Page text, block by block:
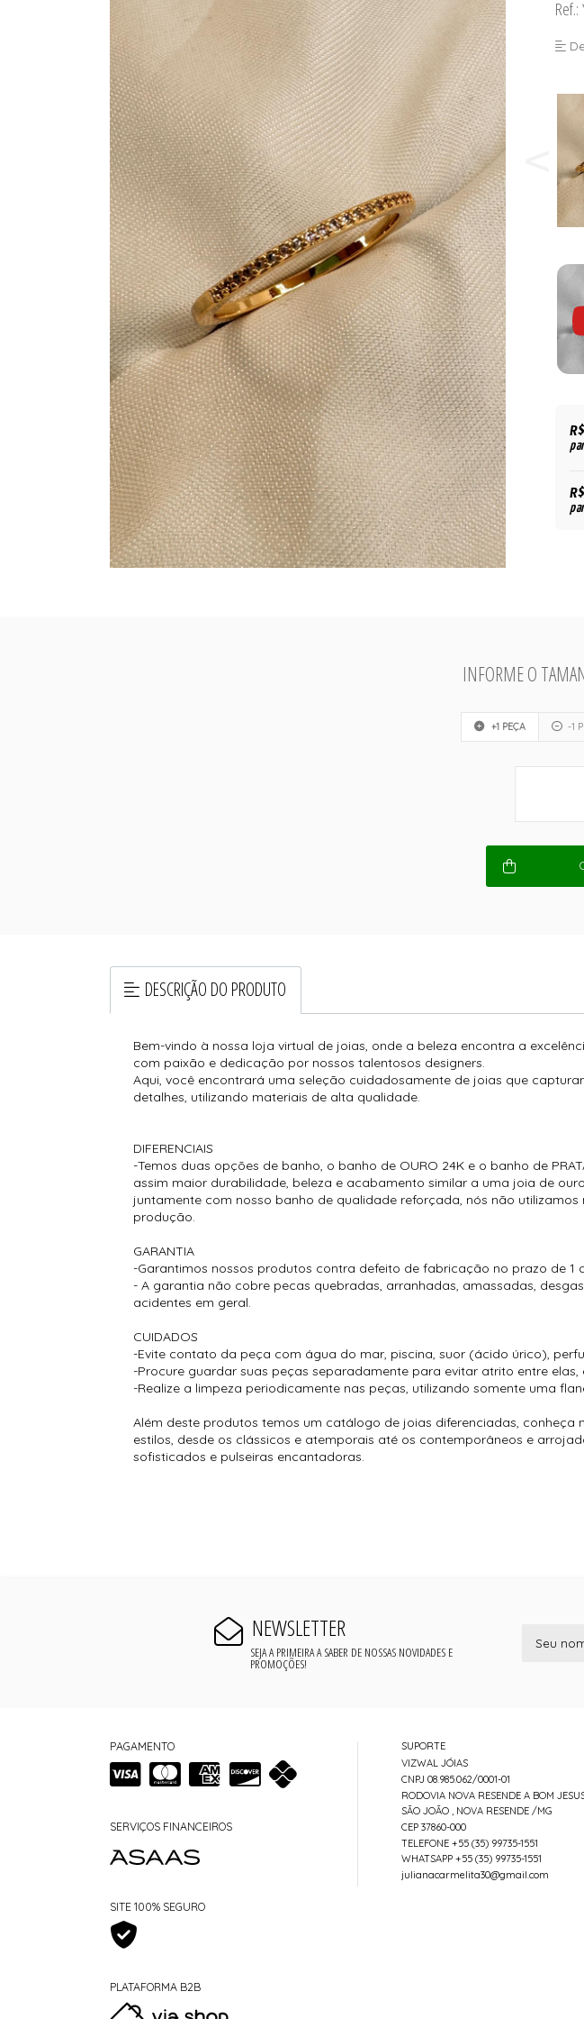
Ref.:
R$
R$
INFORME O
+1 PEÇA -1
DESCRIÇÃO DO PRODUTO
Bem-vindo à nossa loja virtual de joias, onde a beleza encontra a
com paixão e dedicação por nossos talentosos designers.
Aqui, você encontrará uma seleção cuidadosamente de joias que
detalhes, utilizando materiais de alta qualidade.
DIFERENCIAIS
-Temos duas opções de banho, o banho de OURO 24K e o banho de
assim maior durabilidade, beleza e acabamento similar a uma joia de
juntamente com nosso banho de qualidade reforçada, nós não
produção.
GARANTIA
-Garantimos nossos produtos contra defeito de fabricação no prazo de
- A garantia não cobre pecas quebradas, arranhadas, amassadas,
acidentes em geral.
CUIDADOS
-Evite contato da peça com água do mar, piscina, suor (ácido úrico),
-Procure guardar suas peças separadamente para evitar atrito entre
-Realize a limpeza periodicamente nas peças, utilizando somente uma
Além deste produtos temos um catálogo de joias diferenciadas,
estilos, desde os clássicos e atemporais até os contemporâneos e
sofisticados e pulseiras encantadoras.
NEWSLETTER
SEJA A PRIMEIRA A SABER DE NOSSAS NOVIDADES E
PROMOÇÕES!
PAGAMENTO
SERVIÇOS FINANCEIROS
SITE 100% SEGURO
PLATAFORMA B2B
SUPORTE
VIZWAL JÓIAS
CNPJ 08.985.062/0001-01
RODOVIA NOVA RESENDE A BOM
SÃO JOÃO , NOVA RESENDE /MG
CEP 37860-000
TELEFONE +55 (35) 99735-1551
WHATSAPP +55 (35) 99735-1551
julianacarmelita30@gmail.com